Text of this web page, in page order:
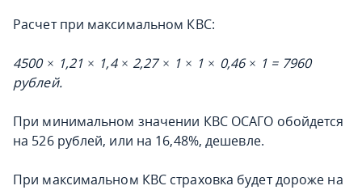
Расчет при максимальном КВС:
4500 × 1,21 × 1,4 × 2,27 × 1 × 1 × 0,46 × 1 = 7960
рублей.
При минимальном значении КВС ОСАГО обойдется
на 526 рублей, или на 16,48%, дешевле.
При максимальном КВС страховка будет дороже на